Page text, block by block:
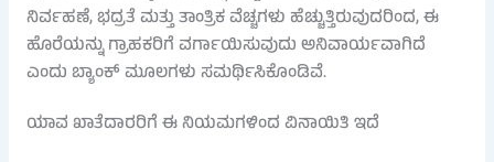
ನಿರ್ವಹಣೆ, ಭದ್ರತೆ ಮತ್ತು ತಾಂತ್ರಿಕ ವೆಚ್ಚಗಳು ಹೆಚ್ಚುತ್ತಿರುವುದರಿಂದ, ಈ
ಹೊರೆಯನ್ನು ಗ್ರಾಹಕರಿಗೆ ವರ್ಗಾಯಿಸುವುದು ಅನಿವಾರ್ಯವಾಗಿದೆ
ಎಂದು ಬ್ಯಾಂಕ್ ಮೂಲಗಳು ಸಮರ್ಥಿಸಿಕೊಂಡಿವೆ.
ಯಾವ ಖಾತೆದಾರರಿಗೆ ಈ ನಿಯಮಗಳಿಂದ ವಿನಾಯಿತಿ ಇದೆ